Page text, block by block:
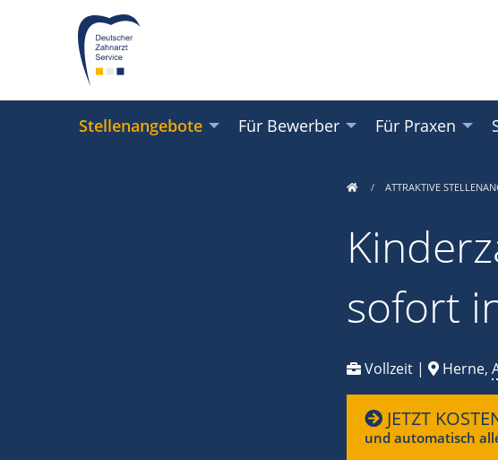
Stellenangebote Für Bewerber Für Praxen
ATTRAKTIVE
sofort
Vollzeit | Herne,
JETZT
und automatisch